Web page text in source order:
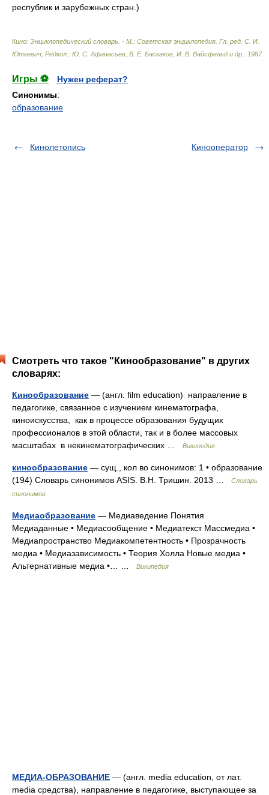
республик и зарубежных стран.)
Кино: Энциклопедический словарь. - М.: Советская энциклопедия Гл. ред. С. И.
Юткевич; Редкол.: Ю. С. Афанасьев, В. Е. Баскаков, И. В. Вайсфельд и др.
1987.
Игры ⚽
Нужен реферат?
Синонимы:
образование
Кинолетопись Кинооператор
Смотреть что такое "Кинообразование" в других
словарях:
Кинообразование — (англ. film education) направление в
педагогике, связанное с изучением кинематографа,
киноискусства, как в процессе образования будущих
профессионалов в этой области, так и в более массовых
масштабах в некинематографических …
Википедия
кинообразование — сущ., кол во синонимов: 1 • образование
(194) Словарь синонимов ASIS. В.Н. Тришин. 2013 …
Словарь
синонимов
Медиаобразование — Медиаведение Понятия
Медиаданные • Медиасообщение • Медиатекст Массмедиа •
Медиапространство Медиакомпетентность • Прозрачность
медиа • Медиазависимость • Теория Холла Новые медиа •
Альтернативные медиа •… …
Википедия
МЕДИА-ОБРАЗОВАНИЕ — (англ. media education, от лат.
media средства), направление в педагогике, выступающее за